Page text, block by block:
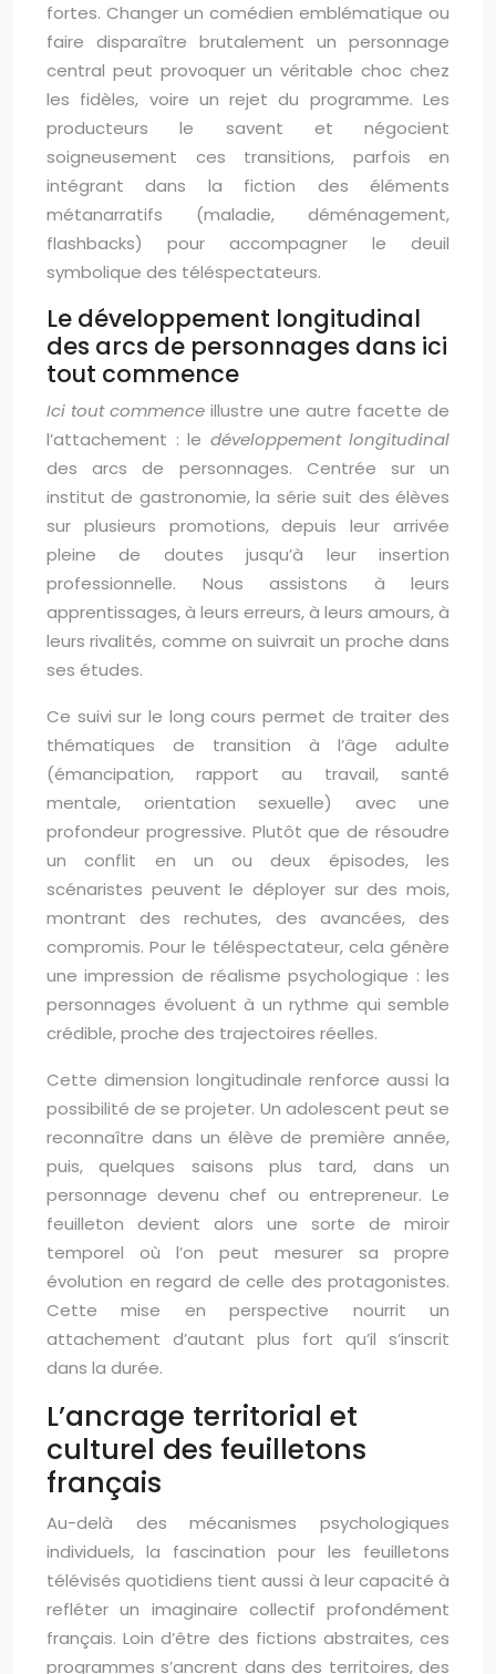
fortes. Changer un comédien emblématique ou
faire disparaître brutalement un personnage
central peut provoquer un véritable choc chez
les fidèles, voire un rejet du programme. Les
producteurs le savent et négocient
soigneusement ces transitions, parfois en
intégrant dans la fiction des éléments
métanarratifs (maladie, déménagement,
flashbacks) pour accompagner le deuil
symbolique des téléspectateurs.
Le développement longitudinal
des arcs de personnages dans ici
tout commence
Ici tout commence illustre une autre facette de
l’attachement : le développement longitudinal
des arcs de personnages. Centrée sur un
institut de gastronomie, la série suit des élèves
sur plusieurs promotions, depuis leur arrivée
pleine de doutes jusqu’à leur insertion
professionnelle. Nous assistons à leurs
apprentissages, à leurs erreurs, à leurs amours, à
leurs rivalités, comme on suivrait un proche dans
ses études.
Ce suivi sur le long cours permet de traiter des
thématiques de transition à l’âge adulte
(émancipation, rapport au travail, santé
mentale, orientation sexuelle) avec une
profondeur progressive. Plutôt que de résoudre
un conflit en un ou deux épisodes, les
scénaristes peuvent le déployer sur des mois,
montrant des rechutes, des avancées, des
compromis. Pour le téléspectateur, cela génère
une impression de réalisme psychologique : les
personnages évoluent à un rythme qui semble
crédible, proche des trajectoires réelles.
Cette dimension longitudinale renforce aussi la
possibilité de se projeter. Un adolescent peut se
reconnaître dans un élève de première année,
puis, quelques saisons plus tard, dans un
personnage devenu chef ou entrepreneur. Le
feuilleton devient alors une sorte de miroir
temporel où l’on peut mesurer sa propre
évolution en regard de celle des protagonistes.
Cette mise en perspective nourrit un
attachement d’autant plus fort qu’il s’inscrit
dans la durée.
L’ancrage territorial et
culturel des feuilletons
français
Au-delà des mécanismes psychologiques
individuels, la fascination pour les feuilletons
télévisés quotidiens tient aussi à leur capacité à
refléter un imaginaire collectif profondément
français. Loin d’être des fictions abstraites, ces
programmes s’ancrent dans des territoires, des